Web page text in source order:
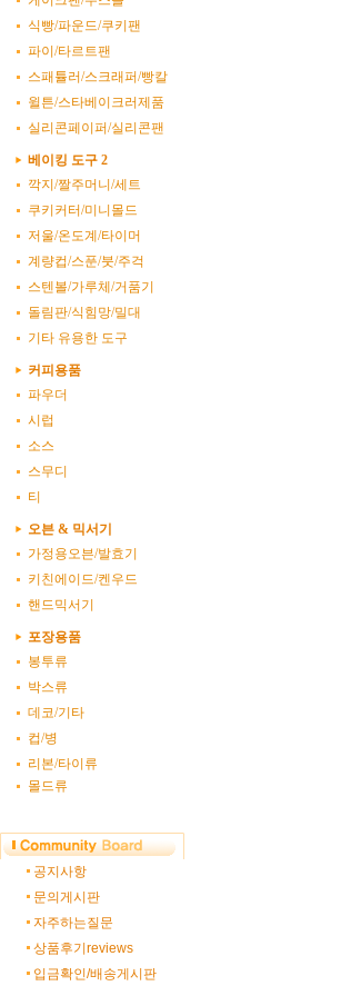
식빵/파운드/쿠키팬
파이/타르트팬
스패튤러/스크래퍼/빵칼
윌튼/스타베이크러제품
실리콘페이퍼/실리콘팬
베이킹 도구 2
깍지/짤주머니/세트
쿠키커터/미니몰드
저울/온도계/타이머
계량컵/스푼/붓/주걱
스텐볼/가루체/거품기
돌림판/식힘망/밀대
기타 유용한 도구
커피용품
파우더
시럽
소스
스무디
티
오븐 & 믹서기
가정용오븐/발효기
키친에이드/켄우드
핸드믹서기
포장용품
봉투류
박스류
데코/기타
컵/병
리본/타이류
몰드류
공지사항
문의게시판
자주하는질문
상품후기reviews
입금확인/배송게시판